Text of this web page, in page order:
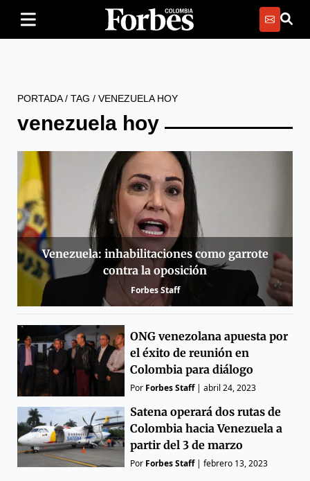
PORTADA/ TAG / VENEZUELA HOY
venezuela hoy
Venezuela: inhabilitaciones como garrote
contra la oposición
Forbes Staff
ONG venezolana apuesta por
el éxito de reunión en
Colombia para diálogo
Por Forbes Staff|abril 24, 2023
Satena operará dos rutas de
Colombia hacia Venezuela a
partir del 3 de marzo
Por Forbes Staff|febrero 13, 2023